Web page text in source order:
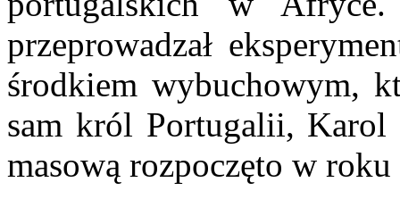
przeprowadzał
środkiem wybuchowym,
sam król Portugalii, Karol
masową rozpoczęto w